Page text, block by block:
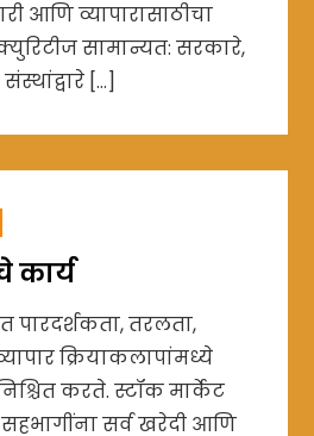
आणि व्यापारासाठीचा
सामान्यत: सरकारे,
[…]
कार्य
पारदर्शकता, तरलता,
क्रियाकलापांमध्ये
करते. स्टॉक मार्केट
सर्व खरेदी आणि